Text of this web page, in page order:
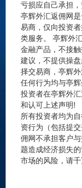
亏损应自己承担，
亭辉外汇返佣网
易商，仅向投资
类服务。 亭辉外
金融产品，不接
建议，不提供操
择交易商，亭辉
任何行为均与亭
投资者在亭辉外
和认可上述声明!
所有投资者均为
资行为（包括提
佣网不承担客户
题造成经济损失
市场的风险，请